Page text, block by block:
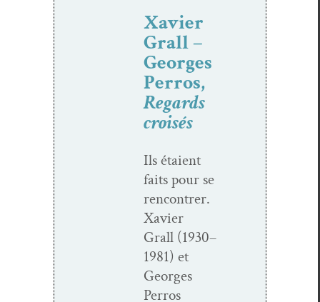
Xavier
Grall –
Georges
Perros,
Regards
croisés
Ils étaient
faits pour se
ren­con­tr­er.
Xavier
Grall (1930–
1981) et
Georges
Per­ros